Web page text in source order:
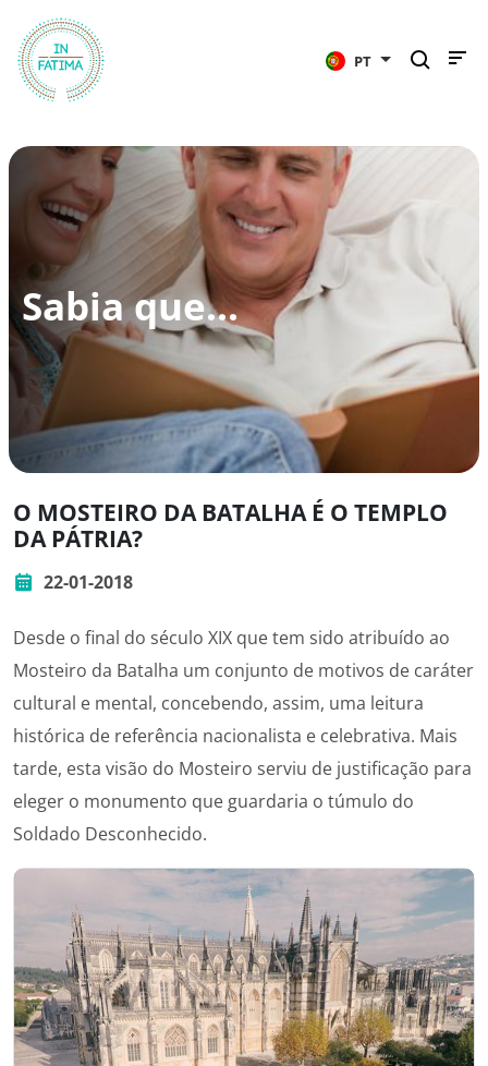
PT
Sabia que...
O MOSTEIRO DA BATALHA É O TEMPLO
DA PÁTRIA?
22-01-2018
Desde o final do século XIX que tem sido atribuído ao
Mosteiro da Batalha um conjunto de motivos de caráter
cultural e mental, concebendo, assim, uma leitura
histórica de referência nacionalista e celebrativa. Mais
tarde, esta visão do Mosteiro serviu de justificação para
eleger o monumento que guardaria o túmulo do
Soldado Desconhecido.